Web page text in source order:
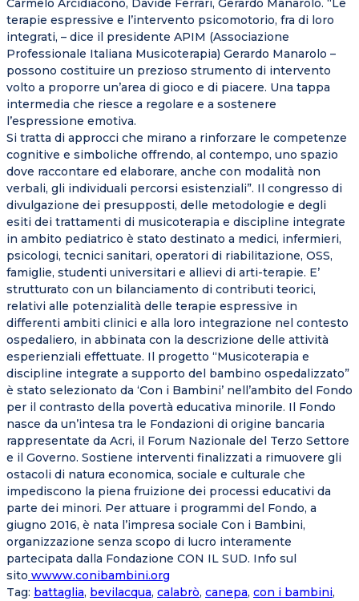
Carmelo Arcidiacono, Davide Ferrari, Gerardo Manarolo. “Le
terapie espressive e l’intervento psicomotorio, fra di loro
integrati, – dice il presidente APIM (Associazione
Professionale Italiana Musicoterapia) Gerardo Manarolo –
possono costituire un prezioso strumento di intervento
volto a proporre un’area di gioco e di piacere. Una tappa
intermedia che riesce a regolare e a sostenere
l’espressione emotiva.
Si tratta di approcci che mirano a rinforzare le competenze
cognitive e simboliche offrendo, al contempo, uno spazio
dove raccontare ed elaborare, anche con modalità non
verbali, gli individuali percorsi esistenziali”. Il congresso di
divulgazione dei presupposti, delle metodologie e degli
esiti dei trattamenti di musicoterapia e discipline integrate
in ambito pediatrico è stato destinato a medici, infermieri,
psicologi, tecnici sanitari, operatori di riabilitazione, OSS,
famiglie, studenti universitari e allievi di arti-terapie. E’
strutturato con un bilanciamento di contributi teorici,
relativi alle potenzialità delle terapie espressive in
differenti ambiti clinici e alla loro integrazione nel contesto
ospedaliero, in abbinata con la descrizione delle attività
esperienziali effettuate. Il progetto “Musicoterapia e
discipline integrate a supporto del bambino ospedalizzato”
è stato selezionato da ‘Con i Bambini’ nell’ambito del Fondo
per il contrasto della povertà educativa minorile. Il Fondo
nasce da un’intesa tra le Fondazioni di origine bancaria
rappresentate da Acri, il Forum Nazionale del Terzo Settore
e il Governo. Sostiene interventi finalizzati a rimuovere gli
ostacoli di natura economica, sociale e culturale che
impediscono la piena fruizione dei processi educativi da
parte dei minori. Per attuare i programmi del Fondo, a
giugno 2016, è nata l’impresa sociale Con i Bambini,
organizzazione senza scopo di lucro interamente
partecipata dalla Fondazione CON IL SUD. Info sul
sito wwww.conibambini.org
Tag: battaglia, bevilacqua, calabrò, canepa, con i bambini,